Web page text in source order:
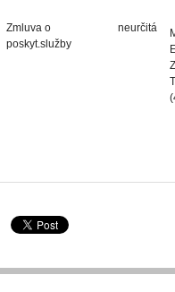
Zmluva o
poskyt.služby
neurčitá